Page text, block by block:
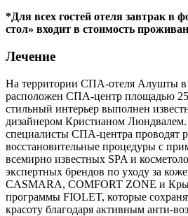
*Для всех гостей отеля завтрак в
стол» входит в стоимость
Лечение
На территории СПА-отеля Алушты в
расположен СПА-центр площадью
стильный интерьер выполнен
дизайнером Кристианом
специалисты СПА-центра проводят
восстановительные процедуры с
всемирно известных SPA и
экспертных брендов по уходу за
CASMARA, COMFORT ZONE и
программы FIOLET, которые
красоту благодаря активным анти-